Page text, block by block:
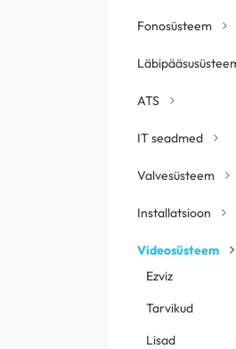
Fonosüsteem
ATS
IT seadmed
Valvesüsteem
Installatsioon
Videosüsteem
Ezviz
Tarvikud
Lisad